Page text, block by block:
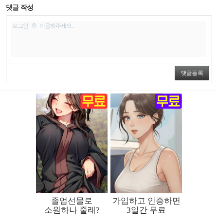
댓글 작성
댓글등록